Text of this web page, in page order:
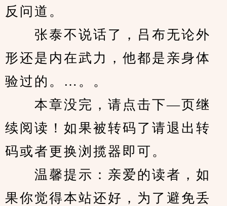
反问道。
张泰不说话了，吕布无论外
形还是内在武力，他都是亲身体
验过的。…。。
本章没完，请点击下—页继
续阅读！如果被转码了请退出转
码或者更换浏揽器即可。
温馨提示：亲爱的读者，如
果你觉得本站还好，为了避免丢